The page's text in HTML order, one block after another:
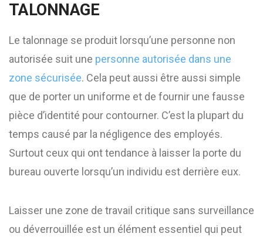
TALONNAGE
Le talonnage se produit lorsqu’une personne non
autorisée suit une personne autorisée dans une
zone sécurisée. Cela peut aussi être aussi simple
que de porter un uniforme et de fournir une fausse
pièce d’identité pour contourner. C’est la plupart du
temps causé par la négligence des employés.
Surtout ceux qui ont tendance à laisser la porte du
bureau ouverte lorsqu’un individu est derrière eux.
Laisser une zone de travail critique sans surveillance
ou déverrouillée est un élément essentiel qui peut